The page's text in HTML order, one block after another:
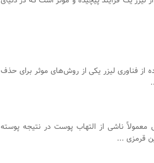
از فناوری لیزر یکی از روش‌های موثر برای حذف
ناشی از التهاب پوست در نتیجه پوسته
قرمزی ...